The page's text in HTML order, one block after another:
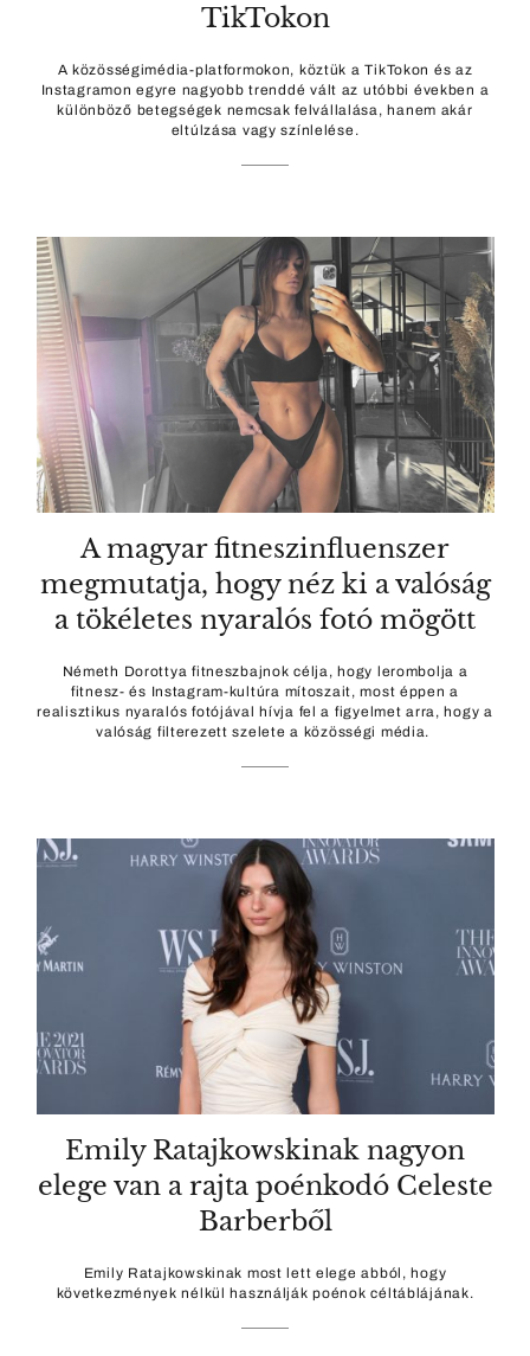
TikTokon
A közösségimédia-platformokon, köztük a TikTokon és az
Instagramon egyre nagyobb trenddé vált az utóbbi években a
különböző betegségek nemcsak felvállalása, hanem akár
eltúlzása vagy színlelése.
A magyar fitneszinfluenszer
megmutatja, hogy néz ki a valóság
a tökéletes nyaralós fotó mögött
Németh Dorottya fitneszbajnok célja, hogy lerombolja a
fitnesz- és Instagram-kultúra mítoszait, most éppen a
realisztikus nyaralós fotójával hívja fel a figyelmet arra, hogy a
valóság filterezett szelete a közösségi média.
Emily Ratajkowskinak nagyon
elege van a rajta poénkodó Celeste
Barberből
Emily Ratajkowskinak most lett elege abból, hogy
következmények nélkül használják poénok céltáblájának.